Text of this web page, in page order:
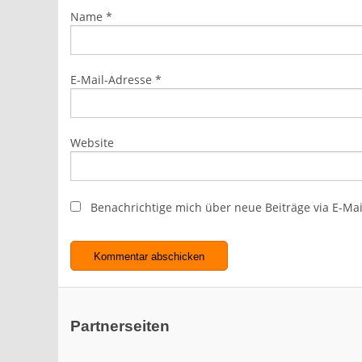
Name *
E-Mail-Adresse *
Website
Benachrichtige mich über neue Beiträge via E-
Partnerseiten